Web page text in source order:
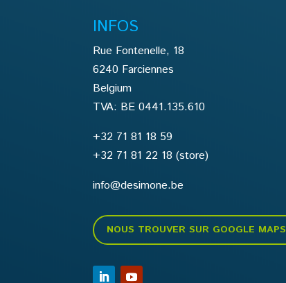
INFOS
Rue Fontenelle, 18
6240 Farciennes
Belgium
TVA: BE 0441.135.610
+32 71 81 18 59
+32 71 81 22 18 (store)
info@desimone.be
NOUS TROUVER SUR GOOGLE MAPS